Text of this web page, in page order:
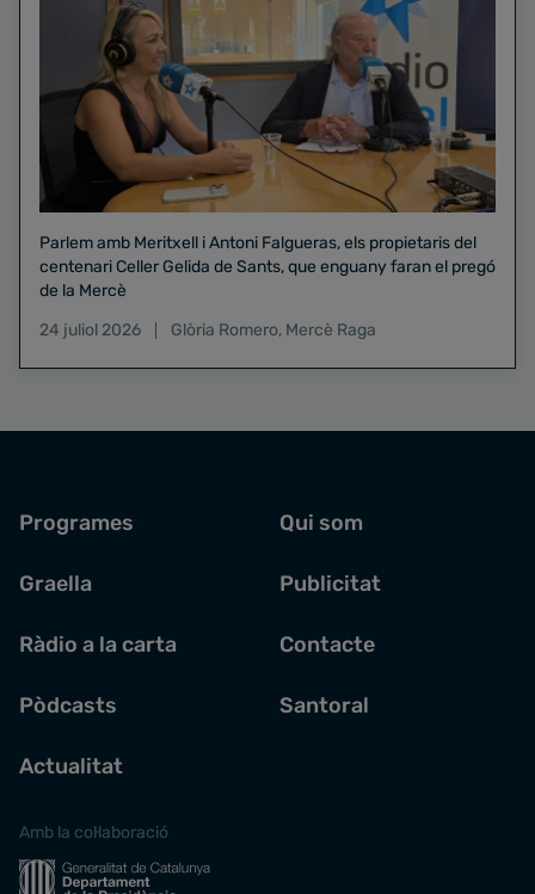
Parlem amb Meritxell i Antoni Falgueras, els propietaris del
centenari Celler Gelida de Sants, que enguany faran el pregó
de la Mercè
24 juliol 2026
Glòria Romero, Mercè Raga
Programes
Graella
Ràdio a la carta
Pòdcasts
Actualitat
Qui som
Publicitat
Contacte
Santoral
Amb la col·laboració